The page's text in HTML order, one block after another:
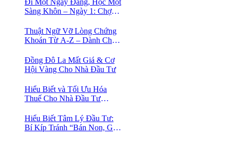
Đi Một Ngày Đàng, Học Một
Sàng Khôn – Ngày 1: Chợ
Thuật Ngữ Vỡ Lòng Chứng
Khoán Từ A-Z – Dành Cho
Đồng Đô La Mất Giá & Cơ
Hội Vàng Cho Nhà Đầu Tư
Hiểu Biết và Tối Ưu Hóa
Thuế Cho Nhà Đầu Tư
Hiểu Biết Tâm Lý Đầu Tư:
Bí Kíp Tránh “Bán Non, Giữ